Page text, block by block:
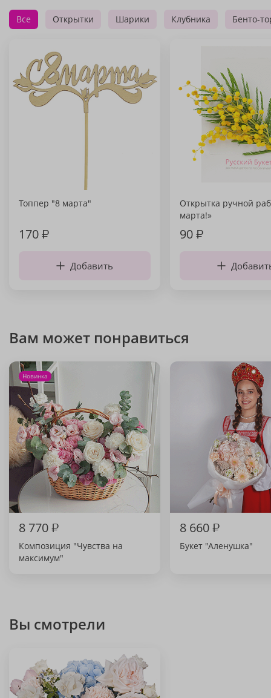
Все Открытки Шарики Клубника Бенто-
Топпер "8 марта"
170₽
Добавить
Открытка ручной
марта!»
90₽
Вам может понравиться
Новинка
8 770₽
Композиция "Чувства на
максимум"
8 660₽
Букет "Аленушка"
Вы смотрели